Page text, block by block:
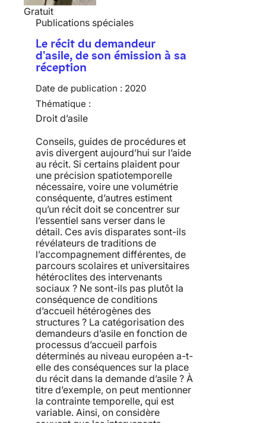
Gratuit
Publications spéciales
Le récit du demandeur
d'asile, de son émission à sa
réception
Date de publication : 2020
Thématique :
Droit d’asile
Conseils, guides de procédures et
avis divergent aujourd’hui sur l’aide
au récit. Si certains plaident pour
une précision spatiotemporelle
nécessaire, voire une volumétrie
conséquente, d’autres estiment
qu’un récit doit se concentrer sur
l’essentiel sans verser dans le
détail. Ces avis disparates sont-ils
révélateurs de traditions de
l’accompagnement différentes, de
parcours scolaires et universitaires
hétéroclites des intervenants
sociaux ? Ne sont-ils pas plutôt la
conséquence de conditions
d’accueil hétérogènes des
structures ? La catégorisation des
demandeurs d’asile en fonction de
processus d’accueil parfois
déterminés au niveau européen a-t-
elle des conséquences sur la place
du récit dans la demande d’asile ? À
titre d’exemple, on peut mentionner
la contrainte temporelle, qui est
variable. Ainsi, on considère